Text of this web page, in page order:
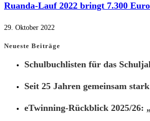
Ruanda-Lauf 2022 bringt 7.300
29. Oktober 2022
Neueste Beiträge
Schulbuchlisten für das
Seit 25 Jahren gemeinsam stark
eTwinning-Rückblick 2025/26: